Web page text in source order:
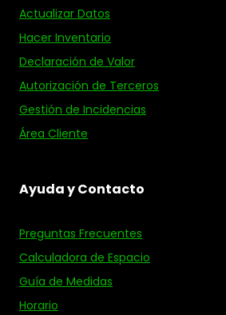
Actualizar Datos
Hacer Inventario
Declaración de Valor
Autorización de Terceros
Gestión de Incidencias
Área Cliente
Ayuda y Contacto
Preguntas Frecuentes
Calculadora de Espacio
Guía de Medidas
Horario